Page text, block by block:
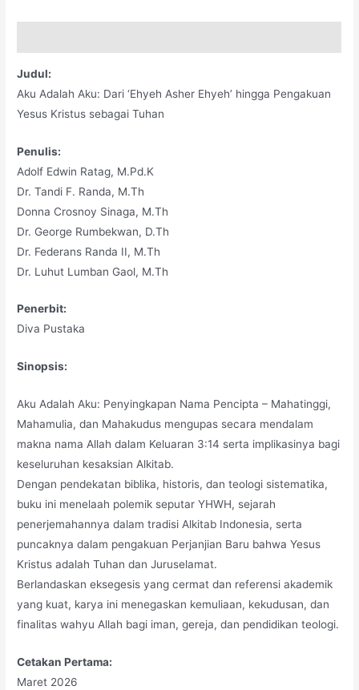
Judul:
Aku Adalah Aku: Dari ‘Ehyeh Asher Ehyeh’ hingga Pengakuan
Yesus Kristus sebagai Tuhan
Penulis:
Adolf Edwin Ratag, M.Pd.K
Dr. Tandi F. Randa, M.Th
Donna Crosnoy Sinaga, M.Th
Dr. George Rumbekwan, D.Th
Dr. Federans Randa II, M.Th
Dr. Luhut Lumban Gaol, M.Th
Penerbit:
Diva Pustaka
Sinopsis:
Aku Adalah Aku: Penyingkapan Nama Pencipta – Mahatinggi,
Mahamulia, dan Mahakudus mengupas secara mendalam
makna nama Allah dalam Keluaran 3:14 serta implikasinya bagi
keseluruhan kesaksian Alkitab.
Dengan pendekatan biblika, historis, dan teologi sistematika,
buku ini menelaah polemik seputar YHWH, sejarah
penerjemahannya dalam tradisi Alkitab Indonesia, serta
puncaknya dalam pengakuan Perjanjian Baru bahwa Yesus
Kristus adalah Tuhan dan Juruselamat.
Berlandaskan eksegesis yang cermat dan referensi akademik
yang kuat, karya ini menegaskan kemuliaan, kekudusan, dan
finalitas wahyu Allah bagi iman, gereja, dan pendidikan teologi.
Cetakan Pertama:
Maret 2026